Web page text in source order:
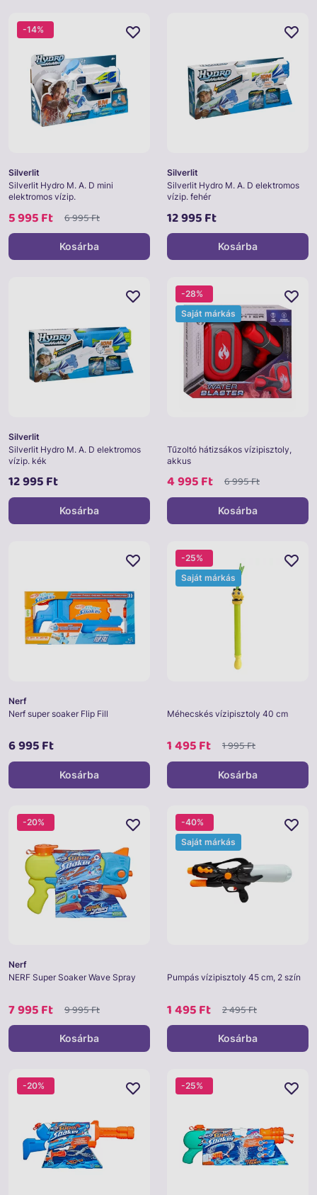
Silverlit
Silverlit Hydro M. A. D mini
elektromos vízip.
5 995 Ft 6 995 Ft
-14%
Kosárba
Silverlit
Silverlit Hydro M. A. D elektromos
vízip. fehér
12 995 Ft
Kosárba
Silverlit
Silverlit Hydro M. A. D elektromos
vízip. kék
12 995 Ft
Kosárba
Tűzoltó hátizsákos vízipisztoly,
akkus
4 995 Ft 6 995 Ft
-28%
Saját márkás
Kosárba
Nerf
Nerf super soaker Flip Fill
6 995 Ft
Kosárba
Méhecskés vízipisztoly 40 cm
1 495 Ft 1 995 Ft
-25%
Saját márkás
Kosárba
Nerf
NERF Super Soaker Wave Spray
7 995 Ft 9 995 Ft
-20%
Kosárba
Pumpás vízipisztoly 45 cm, 2 szín
1 495 Ft 2 495 Ft
-40%
Saját márkás
Kosárba
-20% -25%